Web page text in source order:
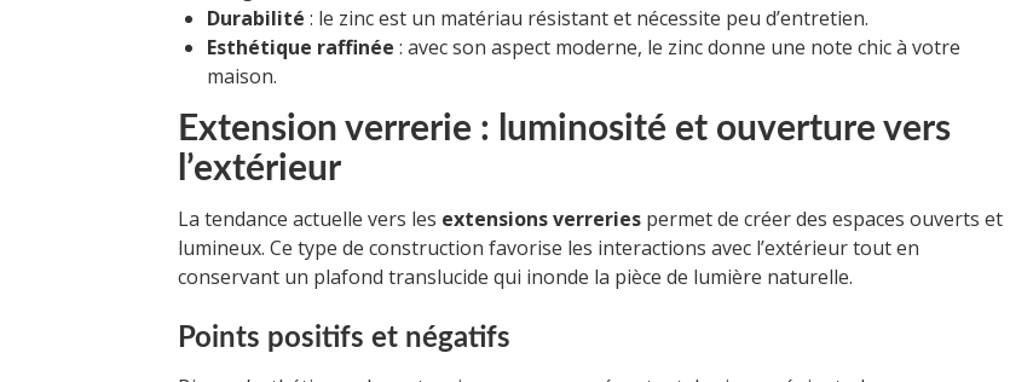
Durabilité : le zinc est un matériau résistant et nécessite peu d’entretien.
Esthétique raffinée : avec son aspect moderne, le zinc donne une note chic à votre
maison.
Extension verrerie : luminosité et ouverture vers
l’extérieur
La tendance actuelle vers les extensions verreries permet de créer des espaces ouverts et
lumineux. Ce type de construction favorise les interactions avec l’extérieur tout en
conservant un plafond translucide qui inonde la pièce de lumière naturelle.
Points positifs et négatifs